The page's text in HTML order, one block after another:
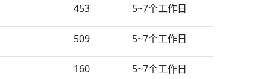
453 5~7个工作日
509 5~7个工作日
160 5~7个工作日